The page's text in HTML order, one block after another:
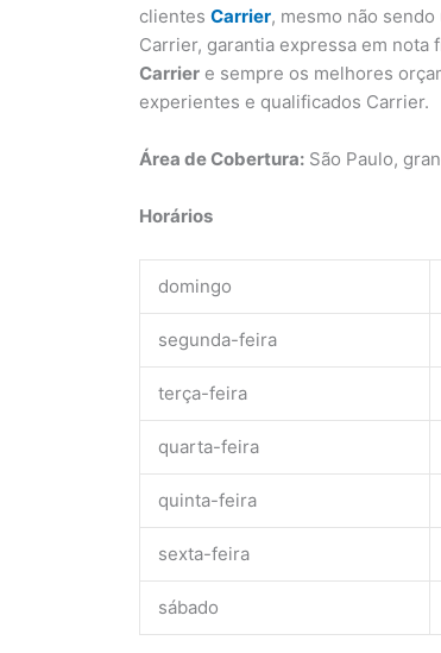
clientes Carrier, mesmo não sendo
Carrier, garantia expressa em
Carrier e sempre os melhores
experientes e qualificados Carrier.
Área de Cobertura: São Paulo,
Horários
domingo
segunda-feira
terça-feira
quarta-feira
quinta-feira
sexta-feira
sábado